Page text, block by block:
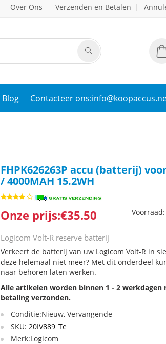
Over Ons Verzenden en Betalen
Blog Contacteer
FHPK626263P accu (batterij)
/ 4000MAH 15.2WH
Onze prijs:€35.50 Voorraad:
Logicom Volt-R reserve batterij
Verkeert de batterij van uw Logicom Volt-R in
deze helemaal niet meer? Met dit onderdeel
naar behoren laten werken.
Alle artikelen worden binnen 1 - 2 werkdagen
betaling verzonden.
Conditie:Nieuw, Vervangende
SKU:20IV889_Te
Merk:Logicom